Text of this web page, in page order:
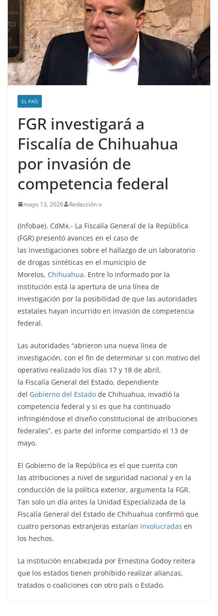
EL PAÍS
FGR investigará a
Fiscalía de Chihuahua
por invasión de
competencia federal
mayo 13, 2026 Redacción o
(Infobae). CdMx.- La Fiscalía General de la República
(FGR) presentó avances en el caso de
las investigaciones sobre el hallazgo de un laboratorio
de drogas sintéticas en el municipio de
Morelos, Chihuahua. Entre lo informado por la
institución está la apertura de una línea de
investigación por la posibilidad de que las autoridades
estatales hayan incurrido en invasión de competencia
federal.
Las autoridades “abrieron una nueva línea de
investigación, con el fin de determinar si con motivo del
operativo realizado los días 17 y 18 de abril,
la Fiscalía General del Estado, dependiente
del Gobierno del Estado de Chihuahua, invadió la
competencia federal y si es que ha continuado
infringiéndose el diseño constitucional de atribuciones
federales”, es parte del informe compartido el 13 de
mayo.
El Gobierno de la República es el que cuenta con
las atribuciones a nivel de seguridad nacional y en la
conducción de la política exterior, argumenta la FGR.
Tan solo un día antes la Unidad Especializada de la
Fiscalía General del Estado de Chihuahua confirmó que
cuatro personas extranjeras estarían involucradas en
los hechos.
La institución encabezada por Ernestina Godoy reitera
que los estados tienen prohibido realizar alianzas,
tratados o coaliciones con otro país o Estado.